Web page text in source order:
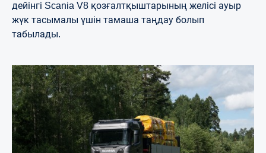
дейінгі Scania V8 қозғалтқыштарының желісі ауыр
жүк тасымалы үшін тамаша таңдау болып
табылады.